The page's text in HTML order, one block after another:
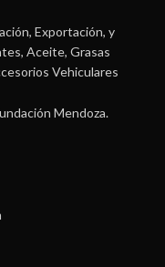
Exportación, y
Aceite, Grasas
Vehiculares
Mendoza.